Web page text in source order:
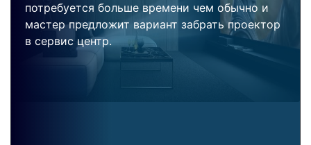
потребуется больше времени чем обычно и
мастер предложит вариант забрать проектор
в сервис центр.